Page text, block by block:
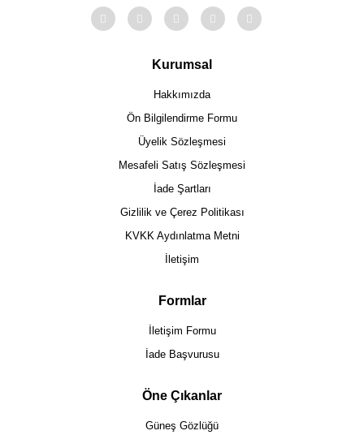
Kurumsal
Hakkımızda
Ön Bilgilendirme Formu
Üyelik Sözleşmesi
Mesafeli Satış Sözleşmesi
İade Şartları
Gizlilik ve Çerez Politikası
KVKK Aydınlatma Metni
İletişim
Formlar
İletişim Formu
İade Başvurusu
Öne Çıkanlar
Güneş Gözlüğü